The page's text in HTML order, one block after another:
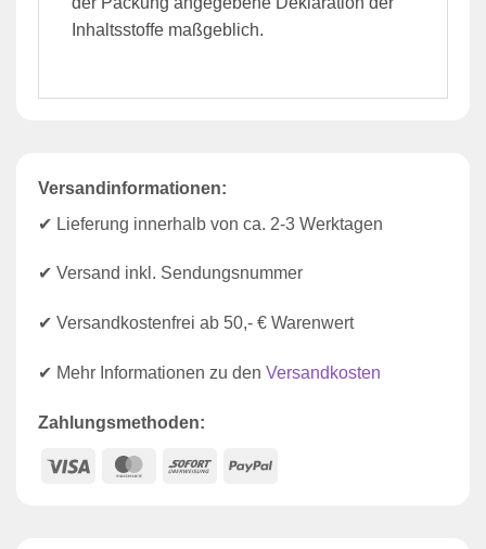
Inhaltsstoffe maßgeblich.
Versandinformationen:
✔ Lieferung innerhalb von ca. 2-3 Werktagen
✔ Versand inkl. Sendungsnummer
✔ Versandkostenfrei ab 50,- € Warenwert
✔ Mehr Informationen zu den Versandkosten
Zahlungsmethoden:
Visa MasterCard
Sofort PayPal